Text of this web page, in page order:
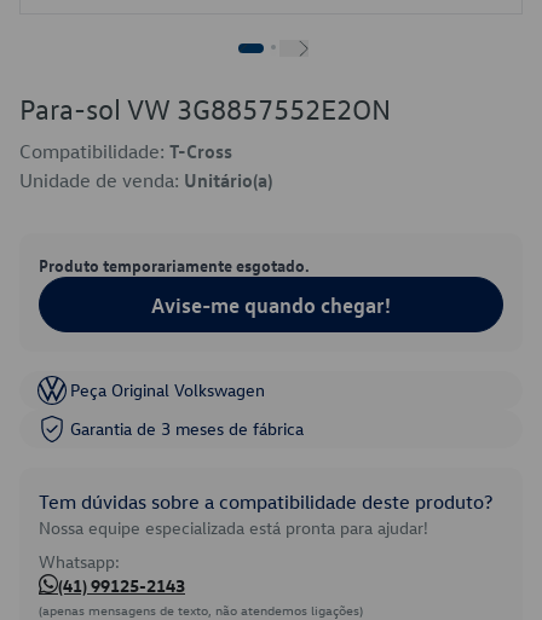
Para-sol VW 3G8857552E2ON
Compatibilidade: T-Cross
Unidade de venda: Unitário(a)
Produto temporariamente esgotado.
Avise-me quando chegar!
Peça Original Volkswagen
Garantia de 3 meses de fábrica
Tem dúvidas sobre a compatibilidade deste produto?
Nossa equipe especializada está pronta para ajudar!
Whatsapp:
(41) 99125-2143
(apenas mensagens de texto, não atendemos ligações)